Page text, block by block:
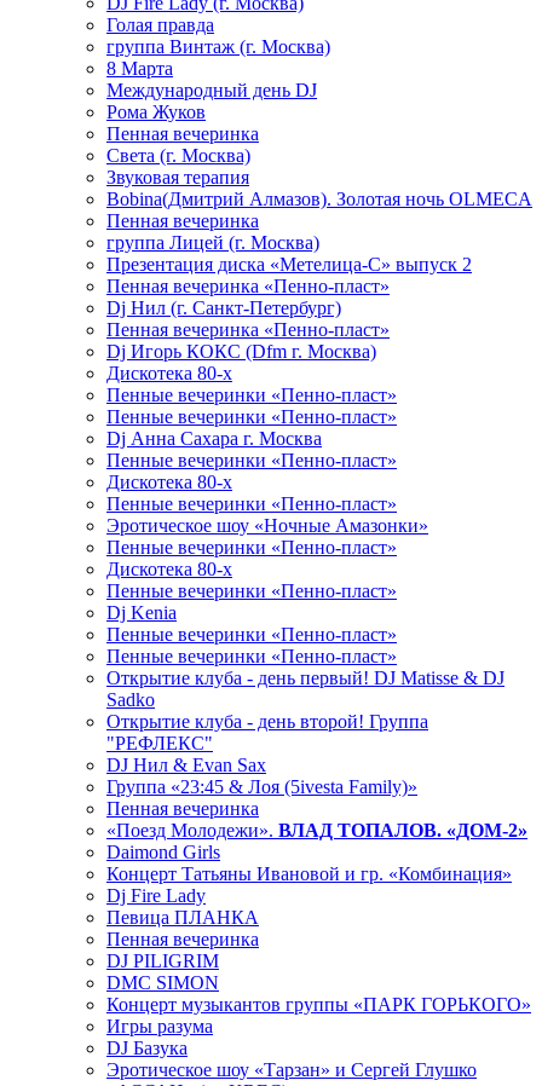
Голая правда
группа Винтаж (г. Москва)
8 Марта
Международный день DJ
Рома Жуков
Пенная вечеринка
Света (г. Москва)
Звуковая терапия
Bobina(Дмитрий Алмазов). Золотая ночь OLMECA
Пенная вечеринка
группа Лицей (г. Москва)
Презентация диска «Метелица-С» выпуск 2
Пенная вечеринка «Пенно-пласт»
Dj Нил (г. Санкт-Петербург)
Пенная вечеринка «Пенно-пласт»
Dj Игорь КОКС (Dfm г. Москва)
Дискотека 80-х
Пенные вечеринки «Пенно-пласт»
Пенные вечеринки «Пенно-пласт»
Dj Анна Сахара г. Москва
Пенные вечеринки «Пенно-пласт»
Дискотека 80-х
Пенные вечеринки «Пенно-пласт»
Эротическое шоу «Ночные Амазонки»
Пенные вечеринки «Пенно-пласт»
Дискотека 80-х
Пенные вечеринки «Пенно-пласт»
Dj Kenia
Пенные вечеринки «Пенно-пласт»
Пенные вечеринки «Пенно-пласт»
Открытие клуба - день первый! DJ Matisse & DJ
Sadko
Открытие клуба - день второй! Группа
"РЕФЛЕКС"
DJ Нил & Evan Sax
Группа «23:45 & Лоя (5ivesta Family)»
Пенная вечеринка
«Поезд Молодежи». ВЛАД ТОПАЛОВ. «ДОМ-2»
Daimond Girls
Концерт Татьяны Ивановой и гр. «Комбинация»
Dj Fire Lady
Певица ПЛАНКА
Пенная вечеринка
DJ PILIGRIM
DMC SIMON
Концерт музыкантов группы «ПАРК ГОРЬКОГО»
Игры разума
DJ Базука
Эротическое шоу «Тарзан» и Сергей Глушко